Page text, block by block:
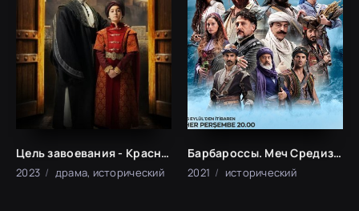
Цель завоевания - Красное яблоко (2023)
2023 драма, исторический
Барбароссы. Меч Средиземноморья (2021)
2021 исторический